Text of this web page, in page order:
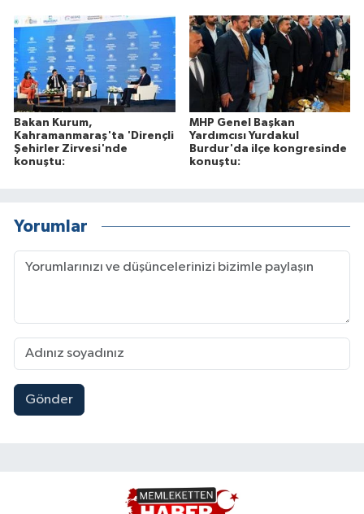
Bakan Kurum,
Kahramanmaraş'ta 'Dirençli
Şehirler Zirvesi'nde
konuştu:
MHP Genel Başkan
Yardımcısı Yurdakul
Burdur'da ilçe kongresinde
konuştu:
Yorumlar
Gönder